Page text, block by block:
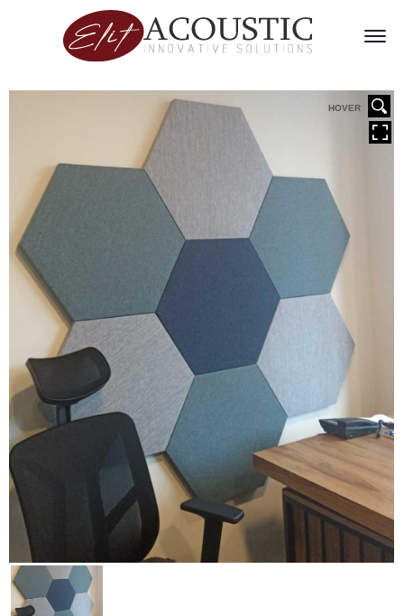
HOVER